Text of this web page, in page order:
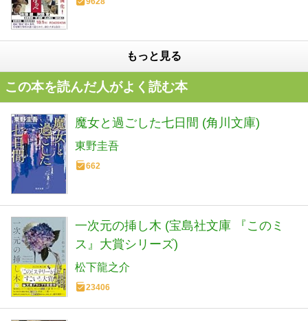
もっと見る
この本を読んだ人がよく読む本
魔女と過ごした七日間 (角川文庫)
東野圭吾
662
一次元の挿し木 (宝島社文庫 『このミ
ス』大賞シリーズ)
松下龍之介
23406